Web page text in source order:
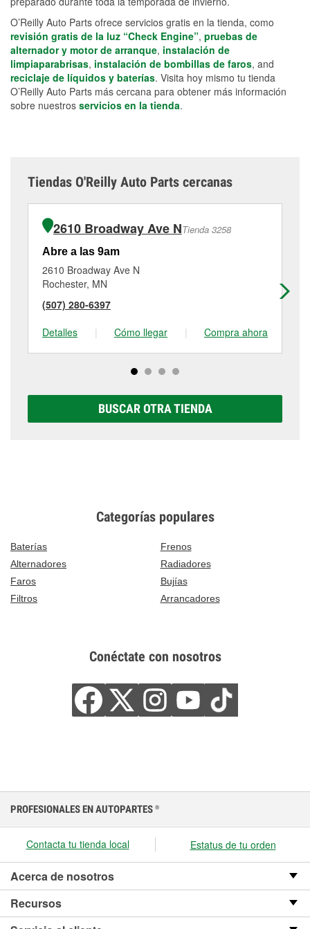
O’Reilly Auto Parts ofrece servicios gratis en la tienda, como
revisión gratis de la luz “Check Engine”, pruebas de
alternador y motor de arranque, instalación de
limpiaparabrisas, instalación de bombillas de faros, and
reciclaje de líquidos y baterías. Visita hoy mismo tu tienda
O’Reilly Auto Parts más cercana para obtener más información
sobre nuestros servicios en la tienda.
Tiendas O'Reilly Auto Parts cercanas
2610 Broadway Ave NTienda 3258
Abre a las 9am
2610 Broadway Ave N
Rochester, MN
(507) 280-6397
Detalles
| Cómo llegar | Compra ahora
BUSCAR OTRA TIENDA
Categorías populares
Baterías
Frenos
Alternadores
Radiadores
Faros
Bujías
Filtros
Arrancadores
Conéctate con nosotros
PROFESIONALES EN AUTOPARTES ®
Contacta tu tienda local Estatus de tu orden
Acerca de nosotros
Recursos